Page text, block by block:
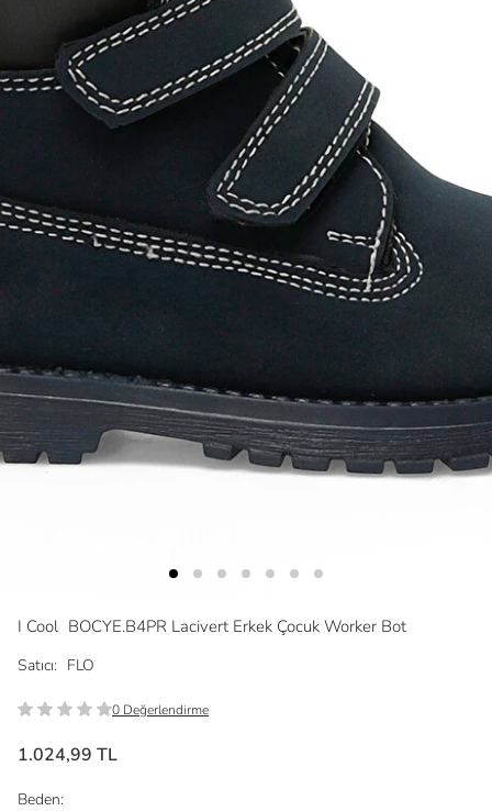
I Cool BOCYE.B4PR Lacivert Erkek Çocuk Worker Bot
Satıcı: FLO
0 Değerlendirme
1.024,99 TL
Beden: